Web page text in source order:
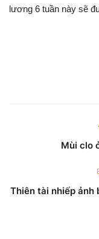
lương 6 tuần này sẽ
Mùi clo
Thiên tài nhiếp ảnh